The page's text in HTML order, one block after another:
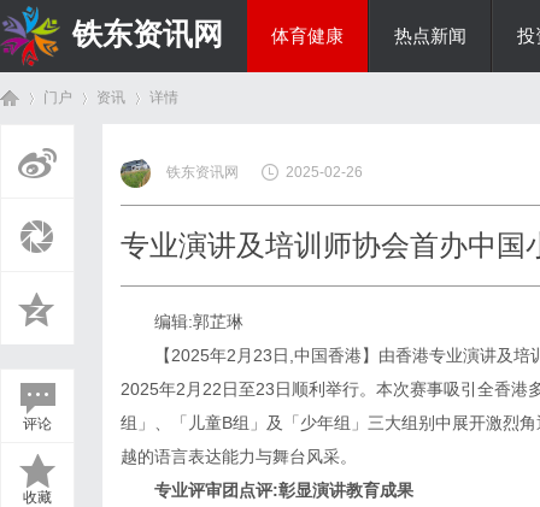
铁东资讯网 体育健康 热点新闻 投
门户 资讯
›
详情
评论
收藏
铁东资讯网 2025-02-26
专业演讲及培训师协会首办中
编辑:郭芷琳
【2025年2月23日,中国香港】由香港专业演讲及
2025年2月22日至23日顺利举行。本次赛事吸引全香
组」、「儿童B组」及「少年组」三大组别中展开激烈
越的语言表达能力与舞台风采。
专业评审团点评:彰显演讲教育成果